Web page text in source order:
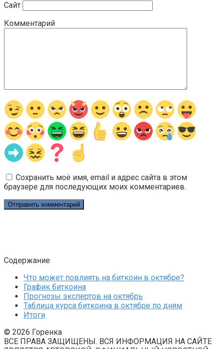
Сайт
Комментарий
Сохранить моё имя, email и адрес сайта в этом
браузере для последующих моих комментариев.
Содержание
Что может повлиять на биткоин в октябре?
График биткоина
Прогнозы экспертов на октябрь
Таблица курса биткоина в октябре по дням
Итоги
© 2026 Горенка
ВСЕ ПРАВА ЗАЩИЩЕНЫ. ВСЯ ИНФОРМАЦИЯ НА САЙТЕ